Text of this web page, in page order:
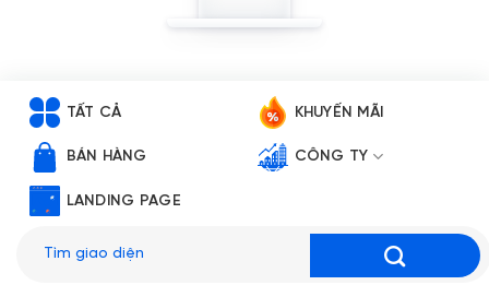
TẤT CẢ KHUYẾN MÃI
BÁN HÀNG CÔNG TY
LANDING PAGE
kiếm: